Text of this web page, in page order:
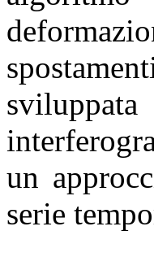
un
serie